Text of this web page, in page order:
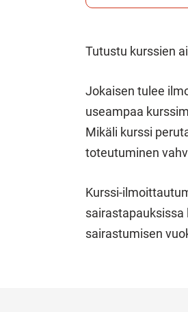
Tutustu kurssien
Jokaisen tulee
useampaa
Mikäli kurssi
toteutuminen
Kurssi-
sairastumisen